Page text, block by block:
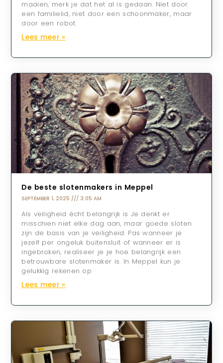
maaien, merk je dat het al is gedaan. Niet door
een familielid, niet door een schoonmaker, maar
door een robot.
Lees meer »
De beste slotenmakers in Meppel
SEPTEMBER 1, 2025 3:05 AM
Als veiligheid écht belangrijk is Je denkt er
misschien niet elke dag aan, maar goede sloten
zijn de basis van je veiligheid. Pas wanneer je
jezelf per ongeluk buitensluit of wanneer er is
ingebroken, realiseer je je hoe belangrijk een
betrouwbare slotenmaker is. In Meppel kun je
gelukkig rekenen op
Lees meer »